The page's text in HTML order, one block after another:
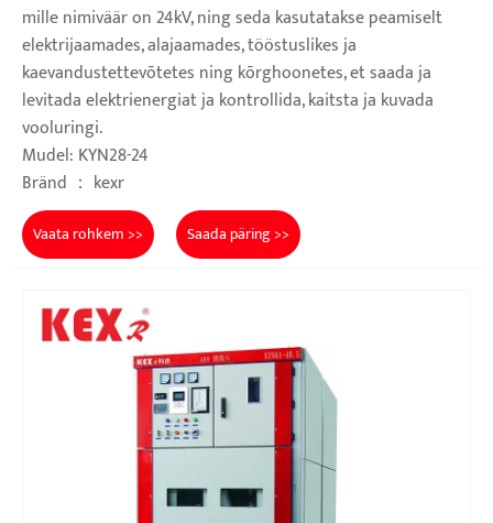
mille nimiväär on 24kV, ning seda kasutatakse peamiselt
elektrijaamades, alajaamades, tööstuslikes ja
kaevandustettevõtetes ning kõrghoonetes, et saada ja
levitada elektrienergiat ja kontrollida, kaitsta ja kuvada
vooluringi.
Mudel: KYN28-24
Bränd ： kexr
Vaata rohkem >> Saada päring >>